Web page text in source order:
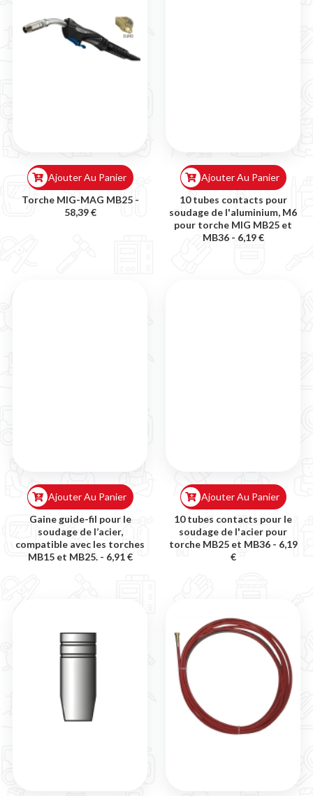
Torche MIG-MAG MB25 -
58,39 €
Ajouter Au Panier
10 tubes contacts pour
soudage de l'aluminium, M6
pour torche MIG MB25 et
MB36 - 6,19 €
Ajouter Au Panier
Gaine guide-fil pour le
soudage de l’acier,
compatible avec les torches
MB15 et MB25. - 6,91 €
Ajouter Au Panier
10 tubes contacts pour le
soudage de l'acier pour
torche MB25 et MB36 - 6,19
€
Ajouter Au Panier